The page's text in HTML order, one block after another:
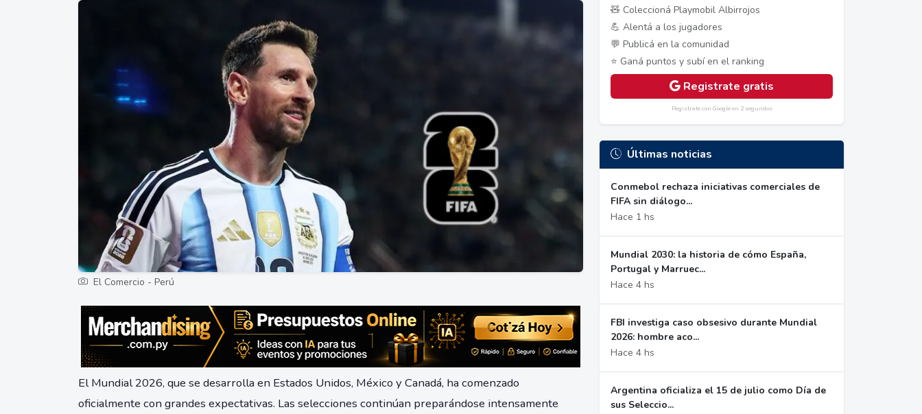
El Comercio - Perú
El Mundial 2026, que se desarrolla en Estados Unidos, México y Canadá, ha comenzado
oficialmente con grandes expectativas. Las selecciones continúan preparándose intensamente
🧸 Coleccioná Playmobil Albirrojos
💪 Alentá a los jugadores
💬 Publicá en la comunidad
⭐ Ganá puntos y subí en el ranking
Registrate gratis
Registrate con Google en 2 segundos
Últimas noticias
Conmebol rechaza iniciativas comerciales de
FIFA sin diálogo...
Hace 1 hs
Mundial 2030: la historia de cómo España,
Portugal y Marruec...
Hace 4 hs
FBI investiga caso obsesivo durante Mundial
2026: hombre aco...
Hace 4 hs
Argentina oficializa el 15 de julio como Día de
sus Seleccio...